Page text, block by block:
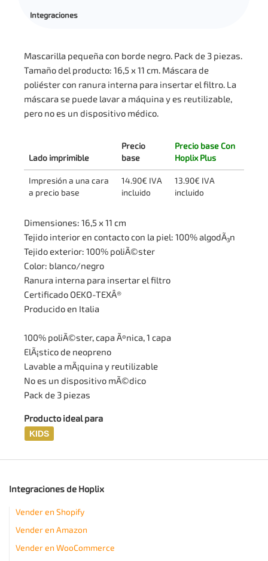
Integraciones
Mascarilla pequeña con borde negro. Pack de 3 piezas.
Tamaño del producto: 16,5 x 11 cm. Máscara de
poliéster con ranura interna para insertar el filtro. La
máscara se puede lavar a máquina y es reutilizable,
pero no es un dispositivo médico.
Lado imprimible
Precio
base
Precio base Con
Hoplix Plus
Impresión a una cara
a precio base
14.90€ IVA
incluido
13.90€ IVA
incluido
Dimensiones: 16,5 x 11 cm
Tejido interior en contacto con la piel: 100% algodÃ³n
Tejido exterior: 100% poliÃ©ster
Color: blanco/negro
Ranura interna para insertar el filtro
Certificado OEKO-TEXÂ®
Producido en Italia
100% poliÃ©ster, capa Ãºnica, 1 capa
ElÃ¡stico de neopreno
Lavable a mÃ¡quina y reutilizable
No es un dispositivo mÃ©dico
Pack de 3 piezas
Producto ideal para
KIDS
Integraciones de Hoplix
Vender en Shopify
Vender en Amazon
Vender en WooCommerce